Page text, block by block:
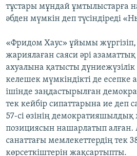
тұстары мұндай ұмтылыстарға
әбден мүмкін деп түсіндіреді
«Фридом Хаус» ұйымы жүргізіп,
жариялаған саяси әрі
ахуалына қатысты дүниежүзілік
келешек мүмкіндікті де
ішінде заңдастырылған
тек кейбір сипаттарына ие деп
57-сі өзінің демократияшылдық
позициясын нашарлатып алған.
санаттағы мемлекеттердің тек
көрсеткіштерін жақсартыпты.